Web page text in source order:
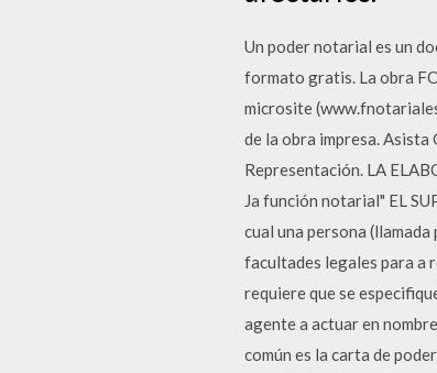
Un poder notarial es un
formato gratis. La obra
microsite
de la obra impresa.
Representación. LA
Ja función notarial" EL
cual una persona
facultades legales para a
requiere que se
agente a actuar en
común es la carta de